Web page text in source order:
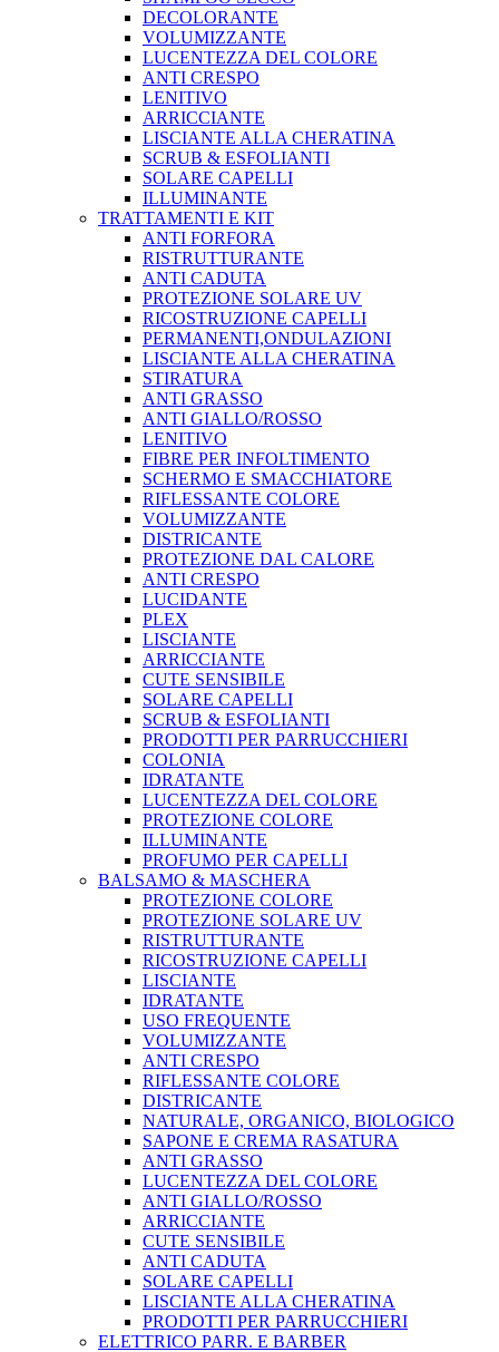
DECOLORANTE
VOLUMIZZANTE
LUCENTEZZA DEL COLORE
ANTI CRESPO
LENITIVO
ARRICCIANTE
LISCIANTE ALLA CHERATINA
SCRUB & ESFOLIANTI
SOLARE CAPELLI
ILLUMINANTE
TRATTAMENTI E KIT
ANTI FORFORA
RISTRUTTURANTE
ANTI CADUTA
PROTEZIONE SOLARE UV
RICOSTRUZIONE CAPELLI
PERMANENTI,ONDULAZIONI
LISCIANTE ALLA CHERATINA
STIRATURA
ANTI GRASSO
ANTI GIALLO/ROSSO
LENITIVO
FIBRE PER INFOLTIMENTO
SCHERMO E SMACCHIATORE
RIFLESSANTE COLORE
VOLUMIZZANTE
DISTRICANTE
PROTEZIONE DAL CALORE
ANTI CRESPO
LUCIDANTE
PLEX
LISCIANTE
ARRICCIANTE
CUTE SENSIBILE
SOLARE CAPELLI
SCRUB & ESFOLIANTI
PRODOTTI PER PARRUCCHIERI
COLONIA
IDRATANTE
LUCENTEZZA DEL COLORE
PROTEZIONE COLORE
ILLUMINANTE
PROFUMO PER CAPELLI
BALSAMO & MASCHERA
PROTEZIONE COLORE
PROTEZIONE SOLARE UV
RISTRUTTURANTE
RICOSTRUZIONE CAPELLI
LISCIANTE
IDRATANTE
USO FREQUENTE
VOLUMIZZANTE
ANTI CRESPO
RIFLESSANTE COLORE
DISTRICANTE
NATURALE, ORGANICO, BIOLOGICO
SAPONE E CREMA RASATURA
ANTI GRASSO
LUCENTEZZA DEL COLORE
ANTI GIALLO/ROSSO
ARRICCIANTE
CUTE SENSIBILE
ANTI CADUTA
SOLARE CAPELLI
LISCIANTE ALLA CHERATINA
PRODOTTI PER PARRUCCHIERI
ELETTRICO PARR. E BARBER